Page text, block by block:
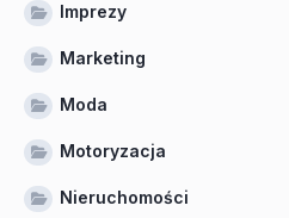
Imprezy
Marketing
Moda
Motoryzacja
Nieruchomości